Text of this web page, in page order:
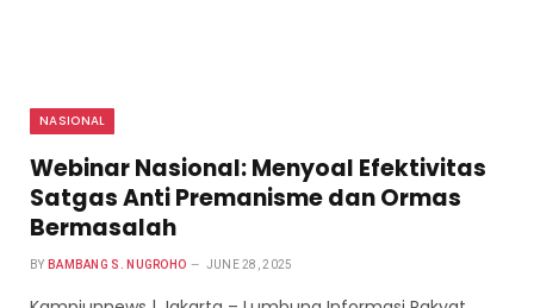
NASIONAL
Webinar Nasional: Menyoal Efektivitas
Satgas Anti Premanisme dan Ormas
Bermasalah
BY BAMBANG S. NUGROHO JUNE 28, 2025